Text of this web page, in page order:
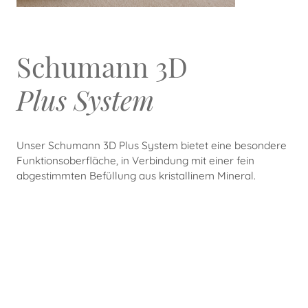
Schumann 3D
Plus System
Unser Schumann 3D Plus System bietet eine besondere
Funktionsoberfläche, in Verbindung mit einer fein
abgestimmten Befüllung aus kristallinem Mineral.